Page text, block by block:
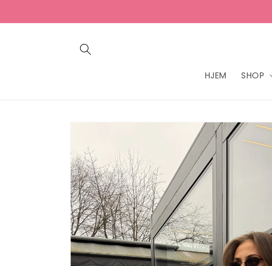
innholdet
HJEM SHOP